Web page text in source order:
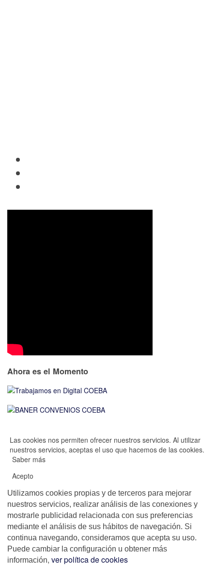
Ahora es el Momento
Las cookies nos permiten ofrecer nuestros servicios. Al utilizar
nuestros servicios, aceptas el uso que hacemos de las cookies.
Saber más
Acepto
Utilizamos cookies propias y de terceros para mejorar
nuestros servicios, realizar análisis de las conexiones y
mostrarle publicidad relacionada con sus preferencias
mediante el análisis de sus hábitos de navegación. Si
continua navegando, consideramos que acepta su uso.
Puede cambiar la configuración u obtener más
información, ver política de cookies